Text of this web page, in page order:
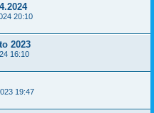
20:10
2023
16:10
19:47